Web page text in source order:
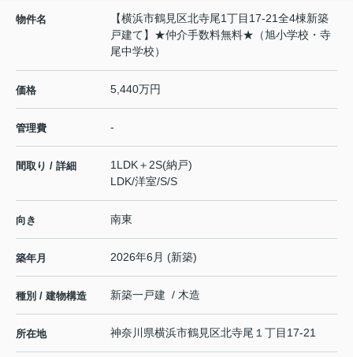
物件名
【横浜市鶴見区北寺尾1丁目17-21全4棟新築
戸建て】★仲介手数料無料★（旭小学校・寺
尾中学校）
価格 5,440万円
管理費 -
間取り / 詳細
1LDK＋2S(納戸)
LDK/洋室/S/S
向き 南東
築年月 2026年6月 (新築)
種別 / 建物構造 新築一戸建 / 木造
所在地 神奈川県横浜市鶴見区北寺尾 １丁目17-21